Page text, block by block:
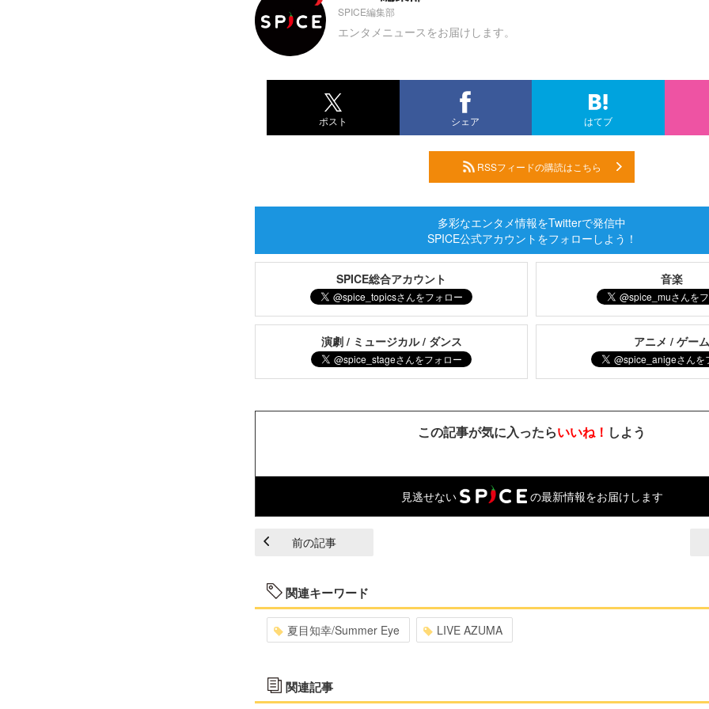
SPICE編集部
エンタメニュースをお届けします。
ポスト シェア はてブ
RSSフィードの購読はこちら
多彩なエンタメ情報をTwitterで発信中
SPICE公式アカウントをフォローしよう！
SPICE総合アカウント 音楽
演劇 / ミュージカル / ダンス アニメ / ゲー
この記事が気に入ったらいいね！ しよう
見逃せない の最新情報をお届けします
前の記事
関連キーワード
夏目知幸/Summer Eye LIVE AZUMA
関連記事